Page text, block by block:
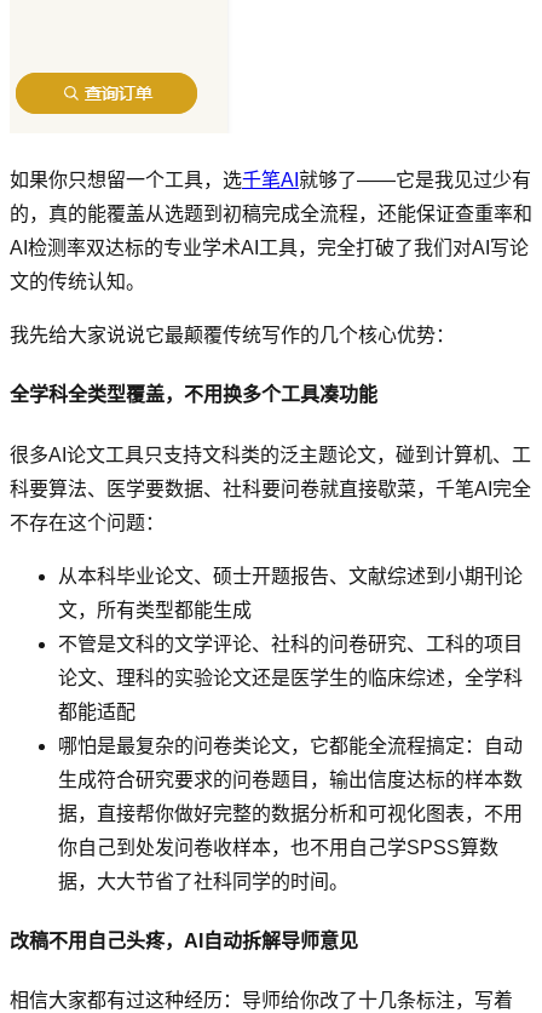
如果你只想留一个工具，选千笔AI 就够了——它是我见过少有
的，真的能覆盖从选题到初稿完成全流程，还能保证查重率和
AI检测率双达标的专业学术AI工具，完全打破了我们对AI写论
文的传统认知。
我先给大家说说它最颠覆传统写作的几个核心优势：
全学科全类型覆盖，不用换多个工具凑功能
很多AI论文工具只支持文科类的泛主题论文，碰到计算机、工
科要算法、医学要数据、社科要问卷就直接歇菜，千笔AI完全
不存在这个问题：
从本科毕业论文、硕士开题报告、文献综述到小期刊论
文，所有类型都能生成
不管是文科的文学评论、社科的问卷研究、工科的项目
论文、理科的实验论文还是医学生的临床综述，全学科
都能适配
哪怕是最复杂的问卷类论文，它都能全流程搞定：自动
生成符合研究要求的问卷题目，输出信度达标的样本数
据，直接帮你做好完整的数据分析和可视化图表，不用
你自己到处发问卷收样本，也不用自己学SPSS算数
据，大大节省了社科同学的时间。
改稿不用自己头疼，AI自动拆解导师意见
相信大家都有过这种经历：导师给你改了十几条标注，写着